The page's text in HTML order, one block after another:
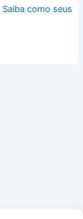
Saiba como seus